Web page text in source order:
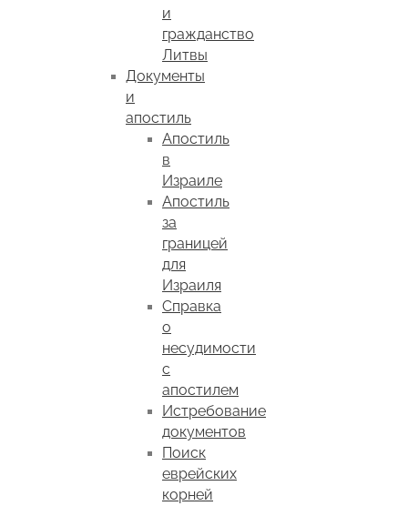
и
гражданство
Литвы
Документы
и
апостиль
Апостиль
в
Израиле
Апостиль
за
границей
для
Израиля
Справка
о
несудимости
с
апостилем
Истребование
документов
Поиск
еврейских
корней